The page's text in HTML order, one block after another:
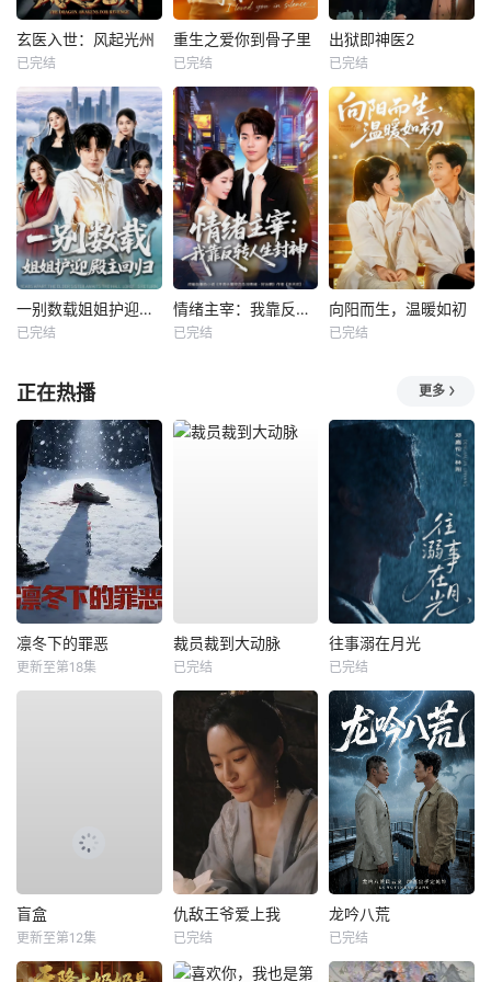
玄医入世：风起光州
已完结
重生之爱你到骨子里
已完结
出狱即神医2
已完结
一别数载姐姐护迎殿主回归
已完结
情绪主宰：我靠反转人生封神
已完结
向阳而生，温暖如初
已完结
正在热播 更多
凛冬下的罪恶
更新至第18集
裁员裁到大动脉
已完结
往事溺在月光
已完结
盲盒
更新至第12集
仇敌王爷爱上我
已完结
龙吟八荒
已完结